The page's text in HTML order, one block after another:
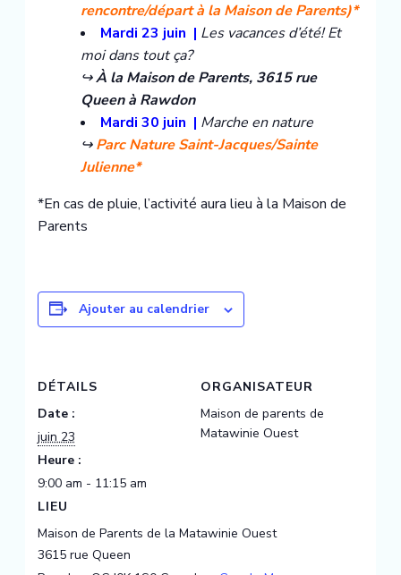
rencontre/départ à la Maison de Parents)*
Mardi 23 juin | Les vacances d’été! Et
moi dans tout ça?
↪️À la Maison de Parents, 3615 rue
Queen à Rawdon
Mardi 30 juin | Marche en nature
↪️Parc Nature Saint-Jacques/Sainte
Julienne*
*En cas de pluie, l’activité aura lieu à la Maison de
Parents
Ajouter au calendrier
DÉTAILS
Date :
juin 23
Heure :
9:00 am - 11:15 am
LIEU
Maison de Parents de la Matawinie Ouest
3615 rue Queen
ORGANISATEUR
Maison de parents de
Matawinie Ouest